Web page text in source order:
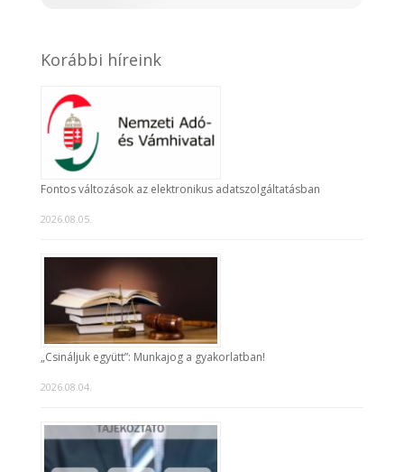
Korábbi híreink
Fontos változások az elektronikus adatszolgáltatásban
2026.08.05.
„Csináljuk együtt”: Munkajog a gyakorlatban!
2026.08.04.